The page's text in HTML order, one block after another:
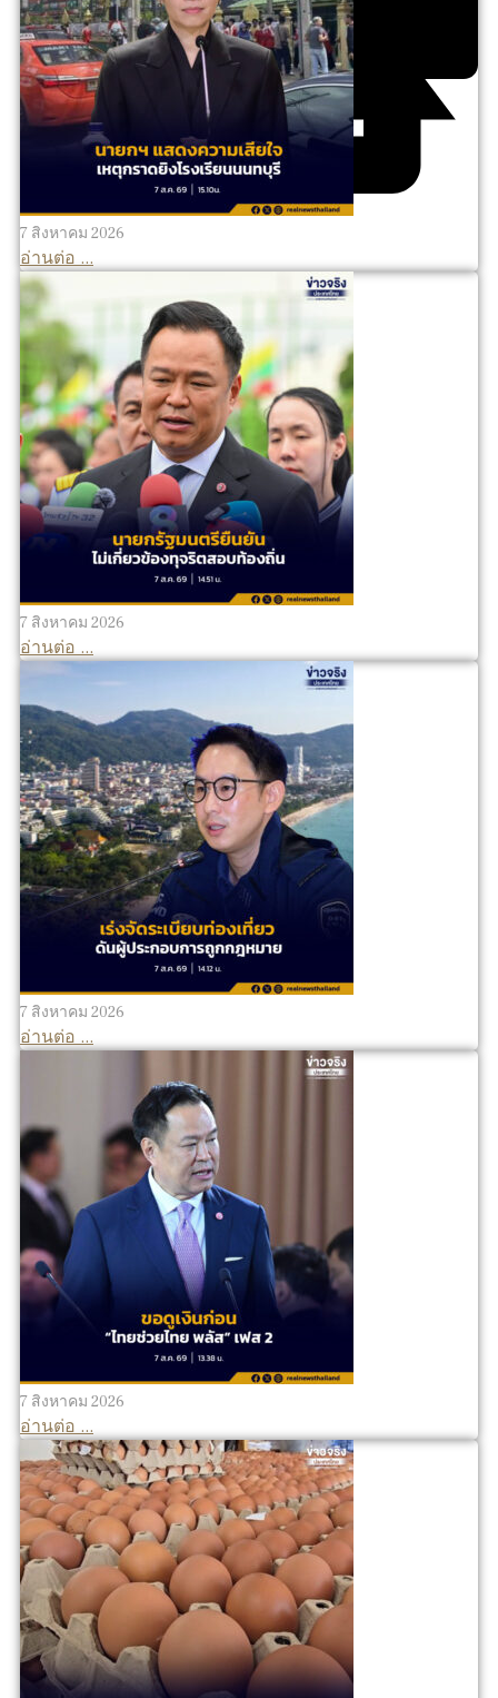
7 สิงหาคม 2026
อ่านต่อ ...
7 สิงหาคม 2026
อ่านต่อ ...
7 สิงหาคม 2026
อ่านต่อ ...
7 สิงหาคม 2026
อ่านต่อ ...